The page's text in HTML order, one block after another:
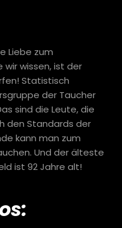
Liebe zum
wir wissen, ist der
Statistisch
der Taucher
sind die Leute, die
den Standards der
kann man zum
Und der älteste
ist 92 Jahre alt!